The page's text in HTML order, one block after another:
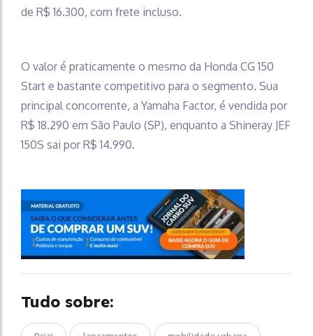
de R$ 16.300, com frete incluso.
O valor é praticamente o mesmo da Honda CG 150
Start e bastante competitivo para o segmento. Sua
principal concorrente, a Yamaha Factor, é vendida por
R$ 18.290 em São Paulo (SP), enquanto a Shineray JEF
150S sai por R$ 14.990.
Tudo sobre: